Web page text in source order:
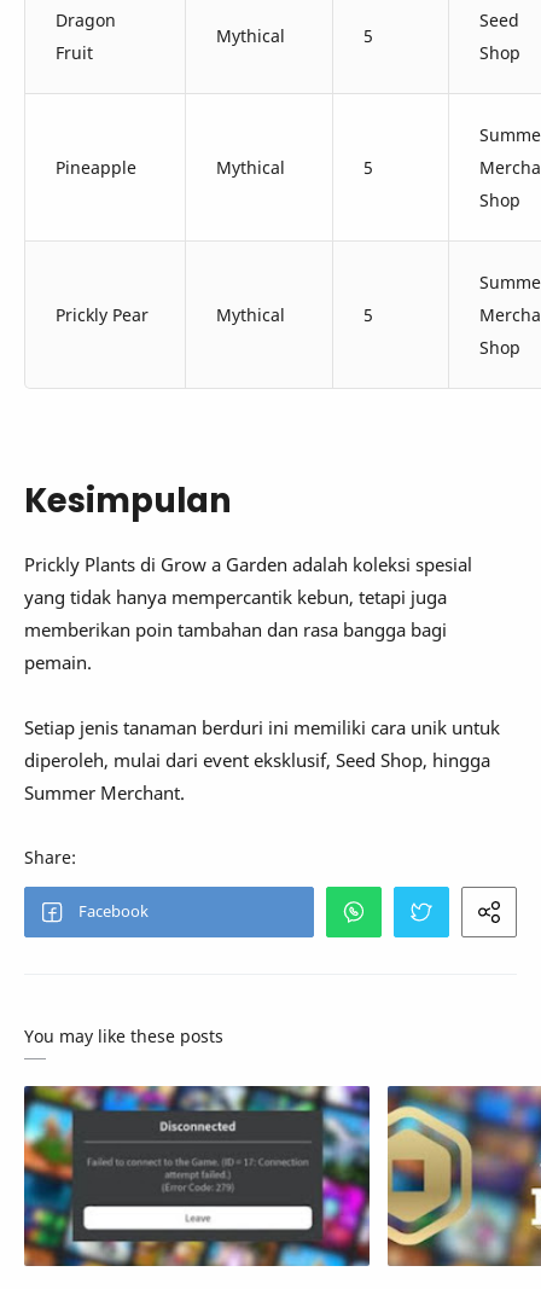
Dragon
Fruit
Mythical 5
Seed
Shop
Pineapple Mythical 5
Shop
Prickly Pear Mythical 5
Shop
Kesimpulan
Prickly Plants di Grow a Garden adalah koleksi spesial
yang tidak hanya mempercantik kebun, tetapi juga
memberikan poin tambahan dan rasa bangga bagi
pemain.
Setiap jenis tanaman berduri ini memiliki cara unik untuk
diperoleh, mulai dari event eksklusif, Seed Shop, hingga
Summer Merchant.
You may like these posts